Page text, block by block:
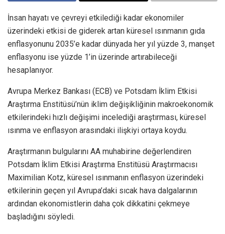
İnsan hayatı ve çevreyi etkilediği kadar ekonomiler
üzerindeki etkisi de giderek artan küresel ısınmanın gıda
enflasyonunu 2035’e kadar dünyada her yıl yüzde 3, manşet
enflasyonu ise yüzde 1’in üzerinde artırabileceği
hesaplanıyor.
Avrupa Merkez Bankası (ECB) ve Potsdam İklim Etkisi
Araştırma Enstitüsü’nün iklim değişikliğinin makroekonomik
etkilerindeki hızlı değişimi incelediği araştırması, küresel
ısınma ve enflasyon arasındaki ilişkiyi ortaya koydu.
Araştırmanın bulgularını AA muhabirine değerlendiren
Potsdam İklim Etkisi Araştırma Enstitüsü Araştırmacısı
Maximilian Kotz, küresel ısınmanın enflasyon üzerindeki
etkilerinin geçen yıl Avrupa’daki sıcak hava dalgalarının
ardından ekonomistlerin daha çok dikkatini çekmeye
başladığını söyledi.